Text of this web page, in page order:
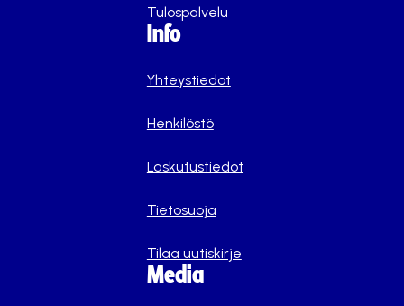
Tulospalvelu
Info
Yhteystiedot
Henkilöstö
Laskutustiedot
Tietosuoja
Tilaa uutiskirje
Media